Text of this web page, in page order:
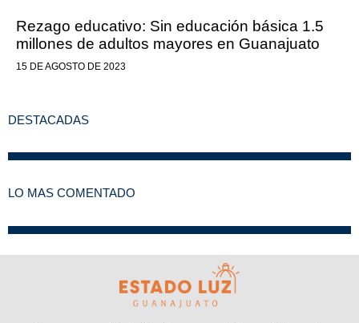
Rezago educativo: Sin educación básica 1.5
millones de adultos mayores en Guanajuato
15 DE AGOSTO DE 2023
DESTACADAS
LO MAS COMENTADO